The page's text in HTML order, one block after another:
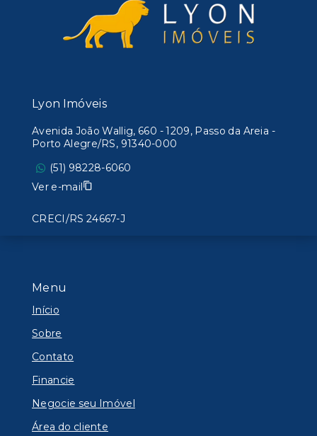
Menu
Início
Sobre
Contato
Financie
Negocie seu Imóvel
Área do cliente
Lyon Imóveis
Avenida João Wallig, 660 - 1209, Passo da Areia -
Porto Alegre/RS, 91340-000
(51) 98228-6060
Ver e-mail
CRECI/RS 24667-J